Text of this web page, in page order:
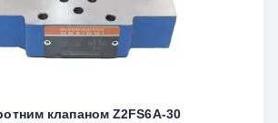
клапаном Z2FS6А-30